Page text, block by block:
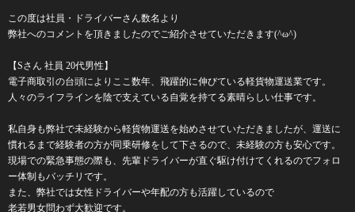
この度は社員・ドライバーさん数名より
弊社へのコメントを頂きましたのでご紹介させていただきます(^ω^)
【Sさん 社員 20代男性】
電子商取引の台頭によりここ数年、飛躍的に伸びている軽貨物運送業です。
人々のライフラインを陰で支えている自覚を持てる素晴らしい仕事です。
私自身も弊社で未経験から軽貨物運送を始めさせていただきましたが、運送に
慣れるまで経験者の方が同乗研修をして下さるので、未経験の方も安心です。
現場での緊急事態の際も、先輩ドライバーが直ぐ駆け付けてくれるのでフォロ
ー体制もバッチリです。
また、弊社では女性ドライバーや年配の方も活躍しているので
老若男女問わず大歓迎です。